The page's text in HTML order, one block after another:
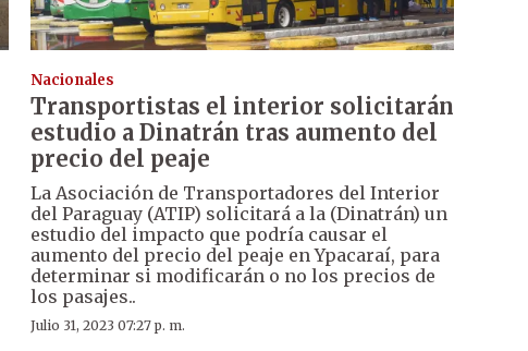
Nacionales
Transportistas el interior solicitarán
estudio a Dinatrán tras aumento del
precio del peaje
La Asociación de Transportadores del Interior
del Paraguay (ATIP) solicitará a la (Dinatrán) un
estudio del impacto que podría causar el
aumento del precio del peaje en Ypacaraí, para
determinar si modificarán o no los precios de
los pasajes..
Julio 31, 2023 07:27 p. m.